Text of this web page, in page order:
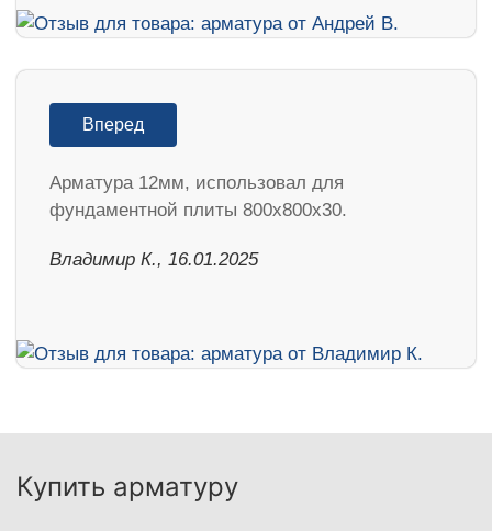
Вперед
Арматура 12мм, использовал для
фундаментной плиты 800х800х30.
Владимир К., 16.01.2025
Купить арматуру